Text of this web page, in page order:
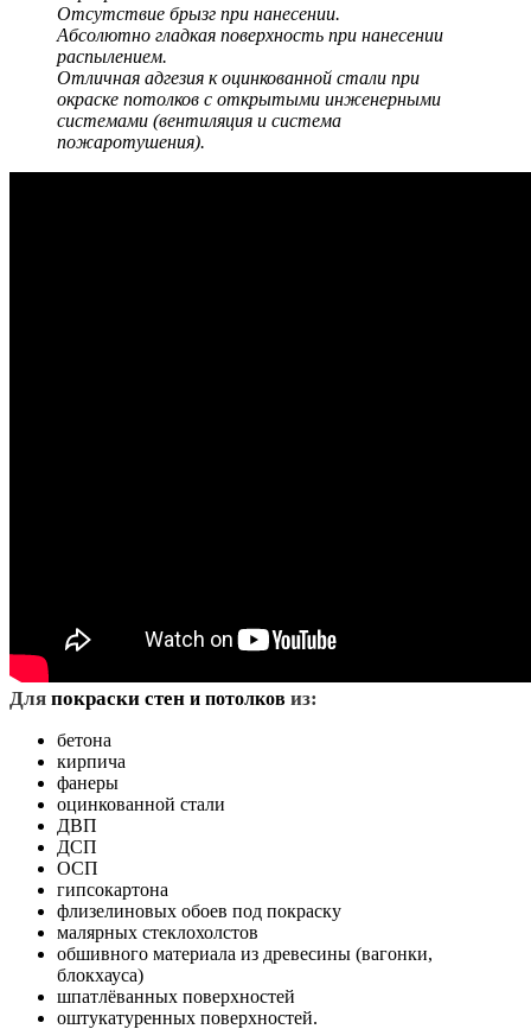
Отсутствие брызг при нанесении.
Абсолютно гладкая поверхность при нанесении
распылением.
Отличная адгезия к оцинкованной стали при
окраске потолков с открытыми инженерными
системами (вентиляция и система
пожаротушения).
Для покраски стен и потолков из:
бетона
кирпича
фанеры
оцинкованной стали
ДВП
ДСП
ОСП
гипсокартона
флизелиновых обоев под покраску
малярных стеклохолстов
обшивного материала из древесины (вагонки,
блокхауса)
шпатлёванных поверхностей
оштукатуренных поверхностей.